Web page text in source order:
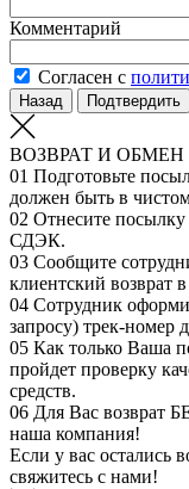
Комментарий
Согласен с
Назад Подтвердить
ВОЗВРАТ И ОБМЕН
01 Подготовьте
должен быть в
02 Отнесите
СДЭК.
03 Сообщите
клиентский возврат
04 Сотрудник
запросу) трек-номер
05 Как только Ваша
пройдет проверку
средств.
06 Для Вас возврат
наша компания!
Если у вас остались
свяжитесь с нами!